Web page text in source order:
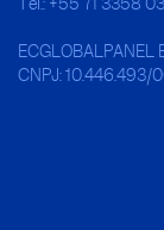
ECGLOBALPANEL
CNPJ: 10.446.493/